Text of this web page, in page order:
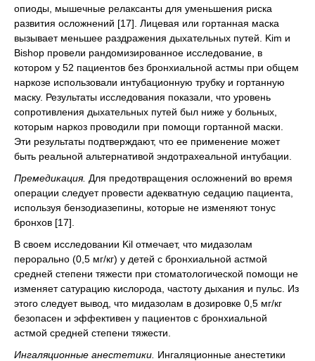
опиоды, мышечные релаксанты для уменьшения риска
развития осложнений [17]. Лицевая или гортанная маска
вызывает меньшее раздражения дыхательных путей. Kim и
Bishop провели рандомизированное исследование, в
котором у 52 пациентов без бронхиальной астмы при общем
наркозе использовали интубационную трубку и гортанную
маску. Результаты исследования показали, что уровень
сопротивления дыхательных путей был ниже у больных,
которым наркоз проводили при помощи гортанной маски.
Эти результаты подтверждают, что ее применение может
быть реальной альтернативой эндотрахеальной интубации.
Премедикация. Для предотвращения осложнений во время
операции следует провести адекватную седацию пациента,
используя бензодиазепины, которые не изменяют тонус
бронхов [17].
В своем исследовании Kil отмечает, что мидазолам
перорально (0,5 мг/кг) у детей с бронхиальной астмой
средней степени тяжести при стоматологической помощи не
изменяет сатурацию кислорода, частоту дыхания и пульс. Из
этого следует вывод, что мидазолам в дозировке 0,5 мг/кг
безопасен и эффективен у пациентов с бронхиальной
астмой средней степени тяжести.
Ингаляционные анестетики. Ингаляционные анестетики